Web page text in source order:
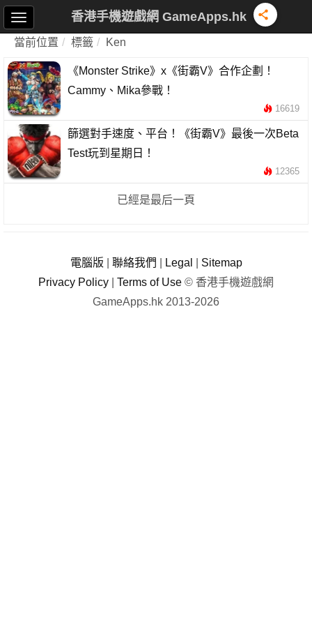
香港手機遊戲網 GameApps.hk
當前位置 標籤 Ken
《Monster Strike》x《街霸V》合作企劃！
Cammy、Mika參戰！
16619
篩選對手速度、平台！《街霸V》最後一次Beta
Test玩到星期日！
12365
已經是最后一頁
電腦版 聯絡我們 Legal
Sitemap
Privacy Policy
Terms of Use © 香港手機遊戲網
GameApps.hk 2013-2026